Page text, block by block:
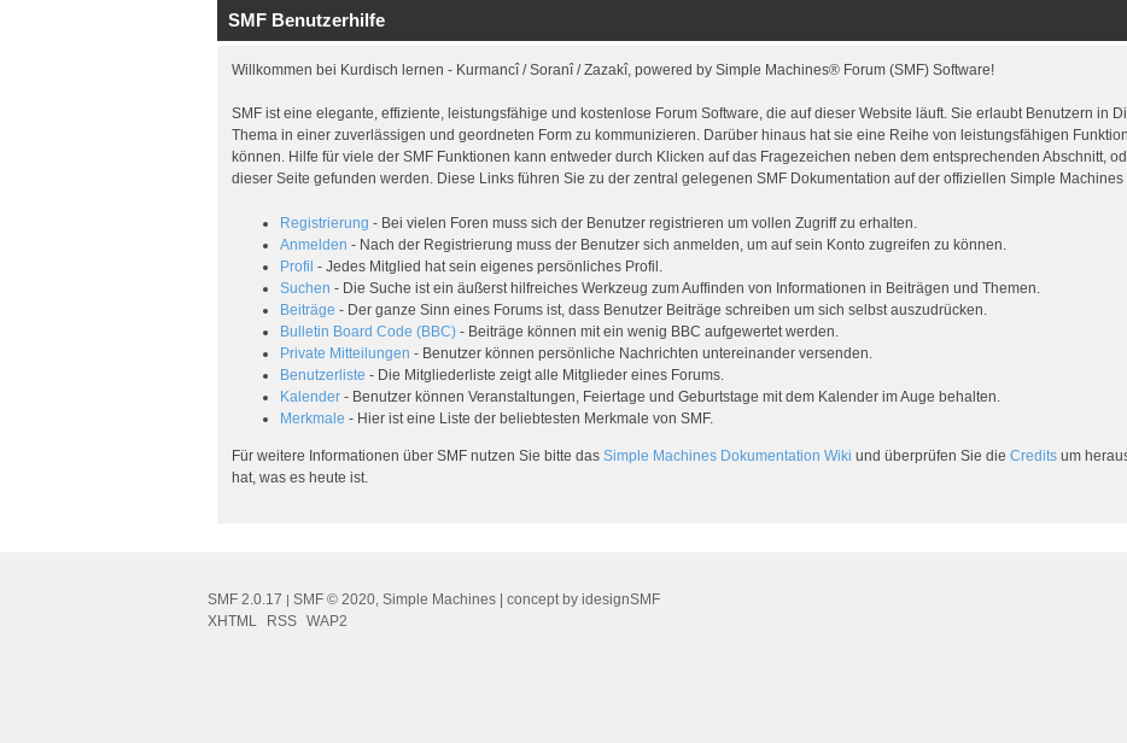
SMF Benutzerhilfe
Willkommen bei Kurdisch lernen - Kurmancî / Soranî / Zazakî, powered by Simple Machines® Forum (SMF) Software!
SMF ist eine elegante, effiziente, leistungsfähige und kostenlose Forum Software, die auf dieser Website läuft. Sie erlaubt Benutzern in
Thema in einer zuverlässigen und geordneten Form zu kommunizieren. Darüber hinaus hat sie eine Reihe von leistungsfähigen
können. Hilfe für viele der SMF Funktionen kann entweder durch Klicken auf das Fragezeichen neben dem entsprechenden Abschnitt,
dieser Seite gefunden werden. Diese Links führen Sie zu der zentral gelegenen SMF Dokumentation auf der offiziellen Simple Machines
Registrierung - Bei vielen Foren muss sich der Benutzer registrieren um vollen Zugriff zu erhalten.
Anmelden - Nach der Registrierung muss der Benutzer sich anmelden, um auf sein Konto zugreifen zu können.
Profil - Jedes Mitglied hat sein eigenes persönliches Profil.
Suchen - Die Suche ist ein äußerst hilfreiches Werkzeug zum Auffinden von Informationen in Beiträgen und Themen.
Beiträge - Der ganze Sinn eines Forums ist, dass Benutzer Beiträge schreiben um sich selbst auszudrücken.
Bulletin Board Code (BBC) - Beiträge können mit ein wenig BBC aufgewertet werden.
Private Mitteilungen - Benutzer können persönliche Nachrichten untereinander versenden.
Benutzerliste - Die Mitgliederliste zeigt alle Mitglieder eines Forums.
Kalender - Benutzer können Veranstaltungen, Feiertage und Geburtstage mit dem Kalender im Auge behalten.
Merkmale - Hier ist eine Liste der beliebtesten Merkmale von SMF.
Für weitere Informationen über SMF nutzen Sie bitte dasSimple Machines Dokumentation Wiki und überprüfen Sie dieCredits um
hat, was es heute ist.
SMF 2.0.17 SMF © 2020 Simple Machines | concept by idesignSMF
XHTML
RSS WAP2